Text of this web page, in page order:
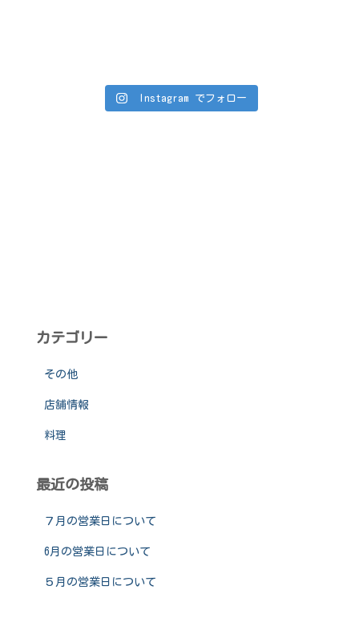
Instagram でフォロー
カテゴリー
その他
店舗情報
料理
最近の投稿
７月の営業日について
6月の営業日について
５月の営業日について